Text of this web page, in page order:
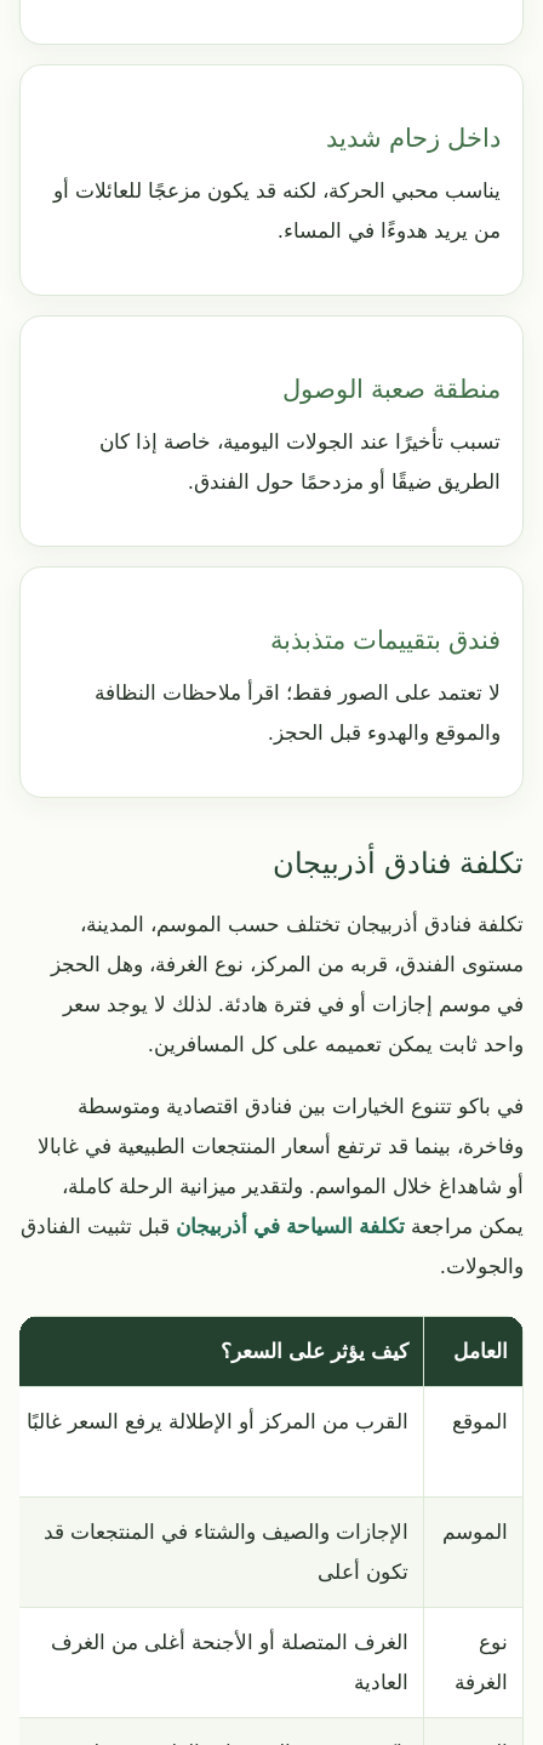
داخل زحام شديد
يناسب محبي الحركة، لكنه قد يكون مزعجًا للعائلات أو
من يريد هدوءًا في المساء.
منطقة صعبة الوصول
تسبب تأخيرًا عند الجولات اليومية، خاصة إذا كان
الطريق ضيقًا أو مزدحمًا حول الفندق.
فندق بتقييمات متذبذبة
لا تعتمد على الصور فقط؛ اقرأ ملاحظات النظافة
والموقع والهدوء قبل الحجز.
تكلفة فنادق أذربيجان
تكلفة فنادق أذربيجان تختلف حسب الموسم، المدينة،
مستوى الفندق، قربه من المركز، نوع الغرفة، وهل الحجز
في موسم إجازات أو في فترة هادئة. لذلك لا يوجد سعر
واحد ثابت يمكن تعميمه على كل المسافرين.
في باكو تتنوع الخيارات بين فنادق اقتصادية ومتوسطة
وفاخرة، بينما قد ترتفع أسعار المنتجعات الطبيعية في غابالا
أو شاهداغ خلال المواسم. ولتقدير ميزانية الرحلة كاملة،
يمكن مراجعة تكلفة السياحة في أذربيجان قبل تثبيت الفنادق
والجولات.
العامل كيف يؤثر على السعر؟
الموقع القرب من المركز أو الإطلالة يرفع السعر غالبًا
الموسم
الإجازات والصيف والشتاء في المنتجعات قد
تكون أعلى
نوع
الغرفة
الغرف المتصلة أو الأجنحة أغلى من الغرف
العادية